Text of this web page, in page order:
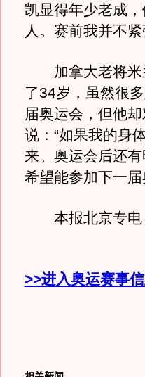
凯显得年少老成
人。赛前我并不
加拿大老将米
了34岁，虽然很
届奥运会，但他
说：“如果我的身
来。奥运会后还
希望能参加下一
本报北京专电
>>进入奥运赛事